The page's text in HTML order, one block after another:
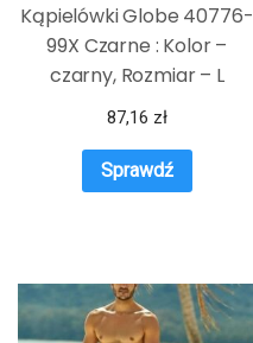
Kąpielówki Globe 40776-
99X Czarne : Kolor –
czarny, Rozmiar – L
87,16 zł
Sprawdź